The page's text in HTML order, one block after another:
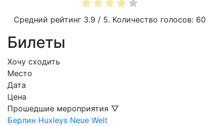
Средний рейтинг 3.9 / 5. Количество голосов: 60
Билеты
Хочу сходить
Место
Дата
Цена
Прошедшие мероприятия ▽
Берлин Huxleys Neue Welt